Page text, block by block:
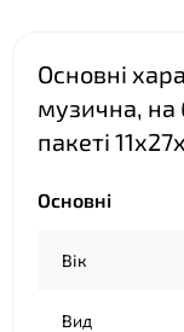
Основні
музична, на
пакеті
Основні
Вік
Вид